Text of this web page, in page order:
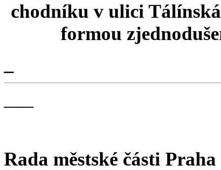
chodníku v ulici
formou
Rada městské části Praha